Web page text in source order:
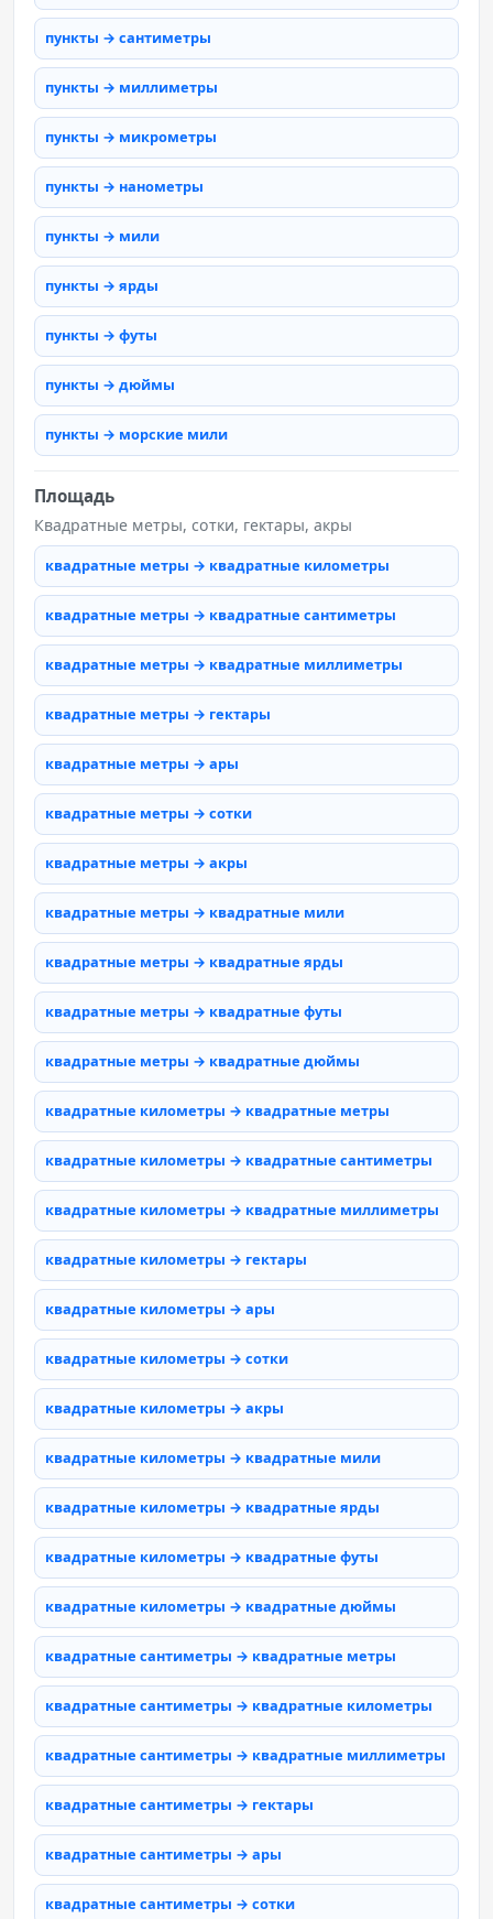
пункты → сантиметры
пункты → миллиметры
пункты → микрометры
пункты → нанометры
пункты → мили
пункты → ярды
пункты → футы
пункты → дюймы
пункты → морские мили
Площадь
Квадратные метры, сотки, гектары, акры
квадратные метры → квадратные километры
квадратные метры → квадратные сантиметры
квадратные метры → квадратные миллиметры
квадратные метры → гектары
квадратные метры → ары
квадратные метры → сотки
квадратные метры → акры
квадратные метры → квадратные мили
квадратные метры → квадратные ярды
квадратные метры → квадратные футы
квадратные метры → квадратные дюймы
квадратные километры → квадратные метры
квадратные километры → квадратные сантиметры
квадратные километры → квадратные миллиметры
квадратные километры → гектары
квадратные километры → ары
квадратные километры → сотки
квадратные километры → акры
квадратные километры → квадратные мили
квадратные километры → квадратные ярды
квадратные километры → квадратные футы
квадратные километры → квадратные дюймы
квадратные сантиметры → квадратные метры
квадратные сантиметры → квадратные километры
квадратные сантиметры → квадратные миллиметры
квадратные сантиметры → гектары
квадратные сантиметры → ары
квадратные сантиметры → сотки